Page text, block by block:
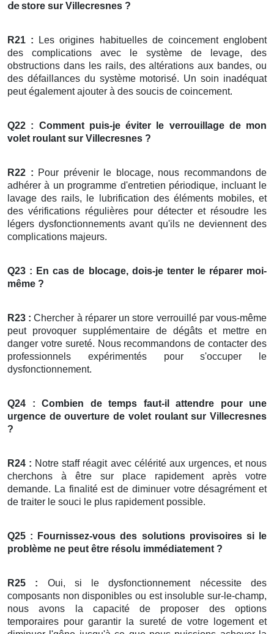
destore sur Villecresnes ?
R21 : Les origines habituelles de coincement englobent
des complications avec le système de levage, des
obstructions dans les rails, des altérations aux bandes, ou
des défaillances du système motorisé. Un soin inadéquat
peut également ajouter à des soucis de coincement.
Q22 : Comment puis-je éviter le verrouillage de mon
volet roulant sur Villecresnes ?
R22 : Pour prévenir le blocage, nous recommandons de
adhérer à un programme d'entretien périodique, incluant le
lavage des rails, le lubrification des éléments mobiles, et
des vérifications régulières pour détecter et résoudre les
légers dysfonctionnements avant qu'ils ne deviennent des
complications majeurs.
Q23 : En cas de blocage, dois-je tenter le réparer moi-
même ?
R23 : Chercher à réparer un store verrouillé par vous-même
peut provoquer supplémentaire de dégâts et mettre en
danger votre sureté. Nous recommandons de contacter des
professionnels expérimentés pour s'occuper le
dysfonctionnement.
Q24 : Combien de temps faut-il attendre pour une
urgence de ouverture de volet roulant sur Villecresnes
?
R24 : Notre staff réagit avec célérité aux urgences, et nous
cherchons à être sur place rapidement après votre
demande. La finalité est de diminuer votre désagrément et
de traiter le souci le plus rapidement possible.
Q25 : Fournissez-vous des solutions provisoires si le
problème ne peut être résolu immédiatement ?
R25 : Oui, si le dysfonctionnement nécessite des
composants non disponibles ou est insoluble sur-le-champ,
nous avons la capacité de proposer des options
temporaires pour garantir la sureté de votre logement et